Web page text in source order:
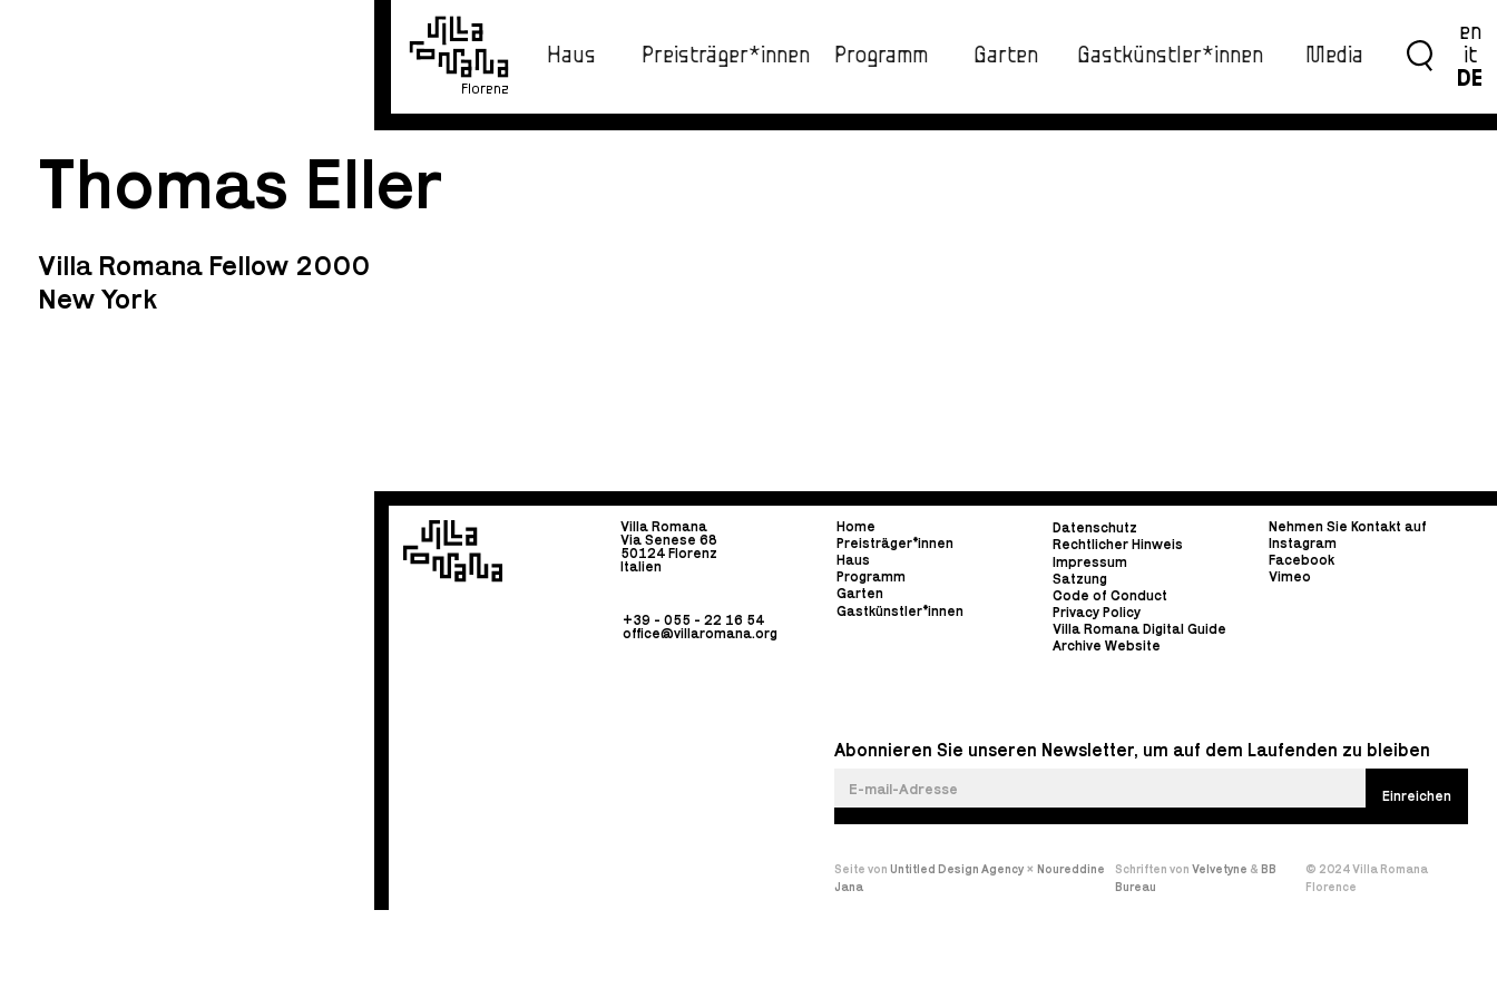
Florenz
Haus Preisträger*innen Programm Garten Gastkünstler*innen Media
en
it
DE
Thomas Eller
Villa Romana Fellow 2000
New York
Villa Romana
Via Senese 68
50124 Florenz
Italien
+39 - 055 - 22 16 54
office@villaromana.org
Home
Preisträger*innen
Haus
Programm
Garten
Gastkünstler*innen
Datenschutz
Rechtlicher Hinweis
Impressum
Satzung
Code of Conduct
Privacy Policy
Villa Romana Digital Guide
Archive Website
Nehmen Sie Kontakt auf
Instagram
Facebook
Vimeo
Abonnieren Sie unseren Newsletter, um auf dem Laufenden zu bleiben
Seite von Untitled Design Agency× Noureddine
Jana
Schriften von Velvetyne & BB
Bureau
© 2024 Villa Romana
Florence